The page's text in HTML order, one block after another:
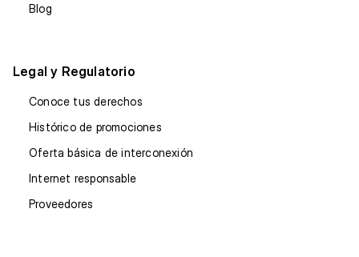
Blog
Legal y Regulatorio
Conoce tus derechos
Histórico de promociones
Oferta básica de interconexión
Internet responsable
Proveedores